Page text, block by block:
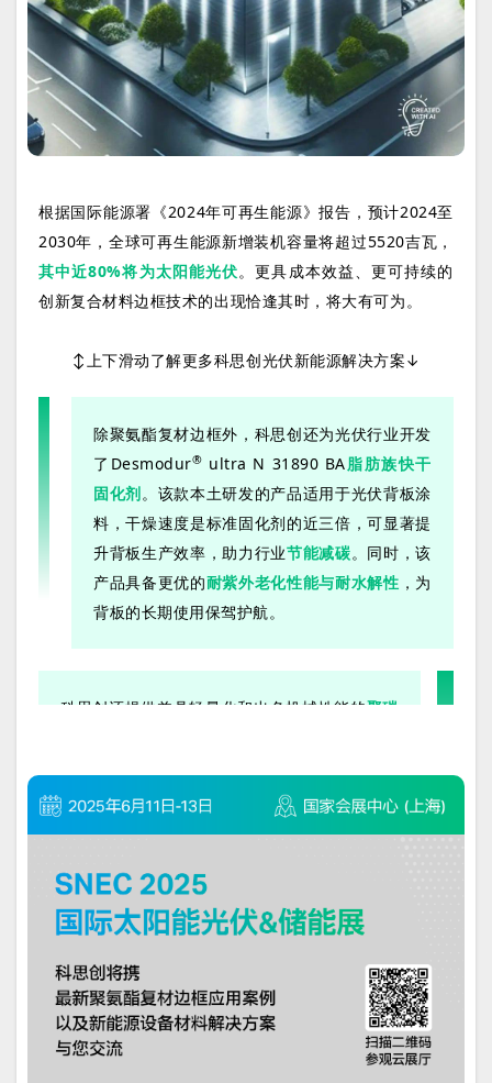
根据国际能源署《2024年可再生能源》报告，预计2024至
2030年，全球可再生能源新增装机容量将超过5520吉瓦，
其中近80%将为太阳能光伏。更具成本效益、更可持续的
创新复合材料边框技术的出现恰逢其时，将大有可为。
↕️上下滑动了解更多科思创光伏新能源解决方案↓
除聚氨酯复材边框外，科思创还为光伏行业开发
了Desmodur® ultra N 31890 BA脂肪族快干
固化剂。该款本土研发的产品适用于光伏背板涂
料，干燥速度是标准固化剂的近三倍，可显著提
升背板生产效率，助力行业节能减碳。同时，该
产品具备更优的耐紫外老化性能与耐水解性 ，为
背板的长期使用保驾护航。
科思创还提供兼具轻量化和出色机械性能的聚碳
的户外环境下也能实现长期稳定运行。在光储充
件和功能，助力打造轻量化、智能化的光储充系
统表面。这些解决方案还可提供低碳版本，具备
势，推动绿色出海转型。
此外，科思创还为多晶硅生产、硅片切割、银浆